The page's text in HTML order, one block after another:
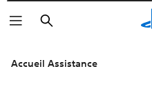
Rechercher
Accueil Assistance